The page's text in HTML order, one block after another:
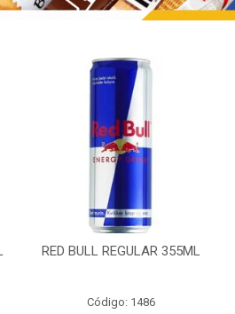
RED BULL REGULAR 355ML
Código: 1486